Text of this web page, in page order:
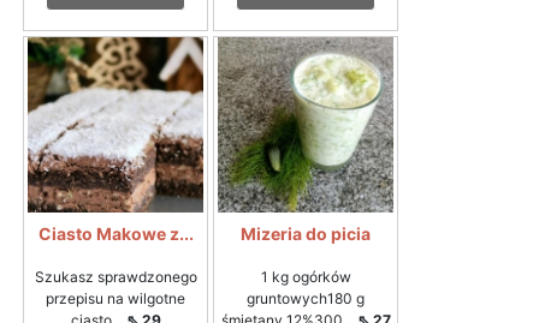
Ciasto Makowe z...
Szukasz sprawdzonego
przepisu na wilgotne
ciasto... ⇖ 29
Mizeria do picia
1 kg ogórków
gruntowych180 g
śmietany 12%300... ⇖ 27